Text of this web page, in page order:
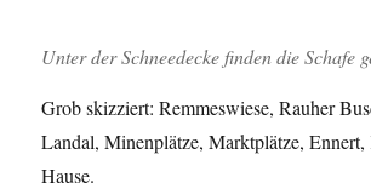
Unter der Schneedecke finden die Schafe
Grob skizziert: Remmeswiese, Rauher
Landal, Minenplätze, Marktplätze, Ennert,
Hause.